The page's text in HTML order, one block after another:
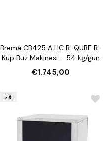
Brema CB425 A HC B-QUBE B-
Küp Buz Makinesi – 54 kg/gün
€1.745,00